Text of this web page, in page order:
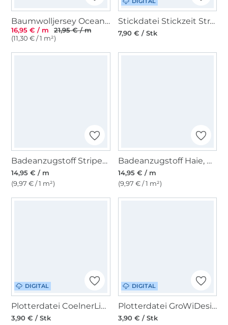
Baumwolljersey Ocean Dreams Fischschuppen, wollweiß
16,95 € / m
21,95 € / m
(11,30 € / 1 m²)
Stickdatei Stickzeit Strandhäuser ITH
7,90 € / Stk
Badeanzugstoff Stripes, dunkelpetrol
14,95 € / m
(9,97 € / 1 m²)
Badeanzugstoff Haie, marine
14,95 € / m
(9,97 € / 1 m²)
DIGITAL
Plotterdatei CoelnerLiebe Regenbogen Anker
3,90 € / Stk
DIGITAL
Plotterdatei GroWiDesign Segelboot
3,90 € / Stk